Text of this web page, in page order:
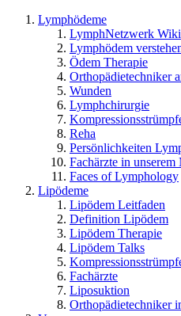
Lymphödeme
LymphNetzwerk Wiki
Lymphödem
Ödem Therapie
Orthopädietechniker
Wunden
Lymphchirurgie
Reha
Persönlichkeiten
Fachärzte in unserem
Faces of Lymphology
Lipödeme
Lipödem Leitfaden
Definition Lipödem
Lipödem Therapie
Lipödem Talks
Fachärzte
Liposuktion
Orthopädietechniker